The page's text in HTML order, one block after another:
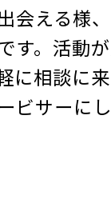
会える様
す。活動
に相談に
ビサーに